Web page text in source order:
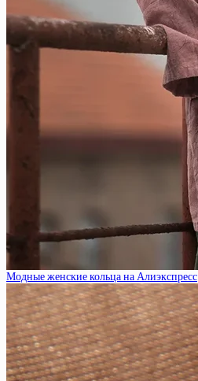
Модные женские кольца на Алиэкспресс